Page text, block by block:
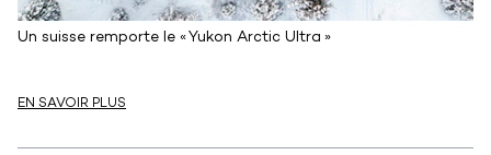
Un suisse remporte le « Yukon Arctic Ultra »
EN SAVOIR PLUS